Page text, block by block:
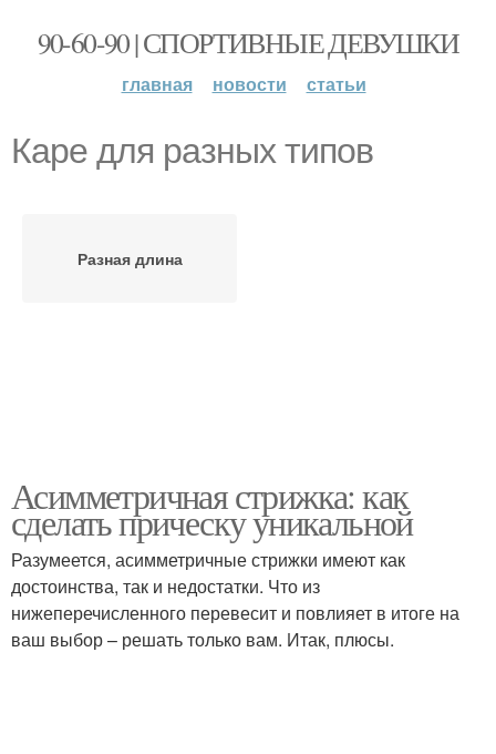
90-60-90 | СПОРТИВНЫЕ ДЕВУШКИ
главная новости статьи
Каре для разных типов
Разная длина
Асимметричная стрижка: как
сделать прическу уникальной
Разумеется, асимметричные стрижки имеют как
достоинства, так и недостатки. Что из
нижеперечисленного перевесит и повлияет в итоге на
ваш выбор – решать только вам. Итак, плюсы.